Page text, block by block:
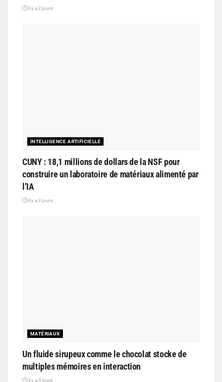
il y a 2 jours
INTELLIGENCE ARTIFICIELLE
CUNY : 18,1 millions de dollars de la NSF pour
construire un laboratoire de matériaux alimenté par
l’IA
il y a 3 jours
MATÉRIAUX
Un fluide sirupeux comme le chocolat stocke de
multiples mémoires en interaction
il y a 3 jours